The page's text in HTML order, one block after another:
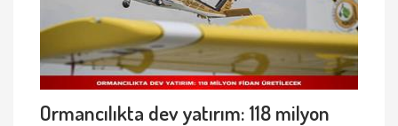
Ormancılıkta dev yatırım: 118 milyon